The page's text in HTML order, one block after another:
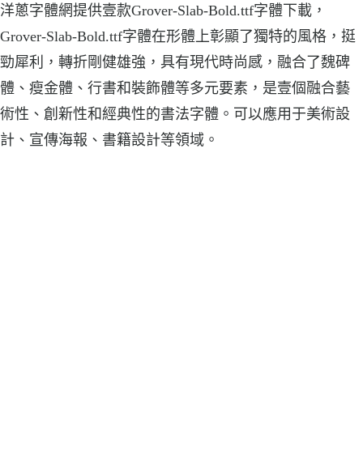
洋蔥字體網提供壹款Grover-Slab-Bold.ttf字體下載，
Grover-Slab-Bold.ttf字體在形體上彰顯了獨特的風格，挺
勁犀利，轉折剛健雄強，具有現代時尚感，融合了魏碑
體、瘦金體、行書和裝飾體等多元要素，是壹個融合藝
術性、創新性和經典性的書法字體。可以應用于美術設
計、宣傳海報、書籍設計等領域。